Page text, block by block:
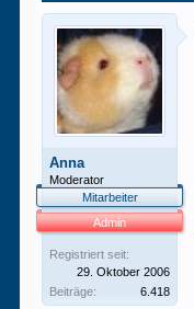
Anna
Moderator
Mitarbeiter
Admin
Registriert seit:
29. Oktober 2006
Beiträge:
6.418